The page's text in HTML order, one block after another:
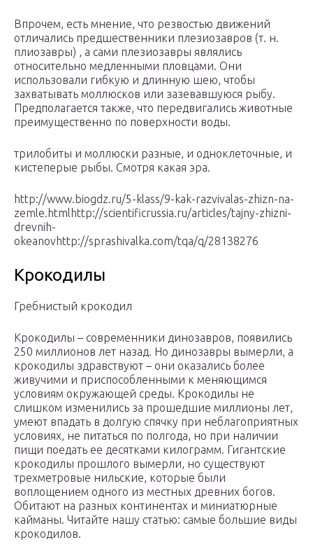
Впрочем, есть мнение, что резвостью движений
отличались предшественники плезиозавров (т. н.
плиозавры) , а сами плезиозавры являлись
относительно медленными пловцами. Они
использовали гибкую и длинную шею, чтобы
захватывать моллюсков или зазевавшуюся рыбу.
Предполагается также, что передвигались животные
преимущественно по поверхности воды.
трилобиты и моллюски разные, и одноклеточные, и
кистеперые рыбы. Смотря какая эра.
http://www.biogdz.ru/5-klass/9-kak-razvivalas-zhizn-na-
zemle.htmlhttp://scientificrussia.ru/articles/tajny-zhizni-
drevnih-
okeanovhttp://sprashivalka.com/tqa/q/28138276
Крокодилы
Гребнистый крокодил
Крокодилы – современники динозавров, появились
250 миллионов лет назад. Но динозавры вымерли, а
крокодилы здравствуют – они оказались более
живучими и приспособленными к меняющимся
условиям окружающей среды. Крокодилы не
слишком изменились за прошедшие миллионы лет,
умеют впадать в долгую спячку при неблагоприятных
условиях, не питаться по полгода, но при наличии
пищи поедать ее десятками килограмм. Гигантские
крокодилы прошлого вымерли, но существуют
трехметровые нильские, которые были
воплощением одного из местных древних богов.
Обитают на разных континентах и миниатюрные
кайманы. Читайте нашу статью: самые большие виды
крокодилов.